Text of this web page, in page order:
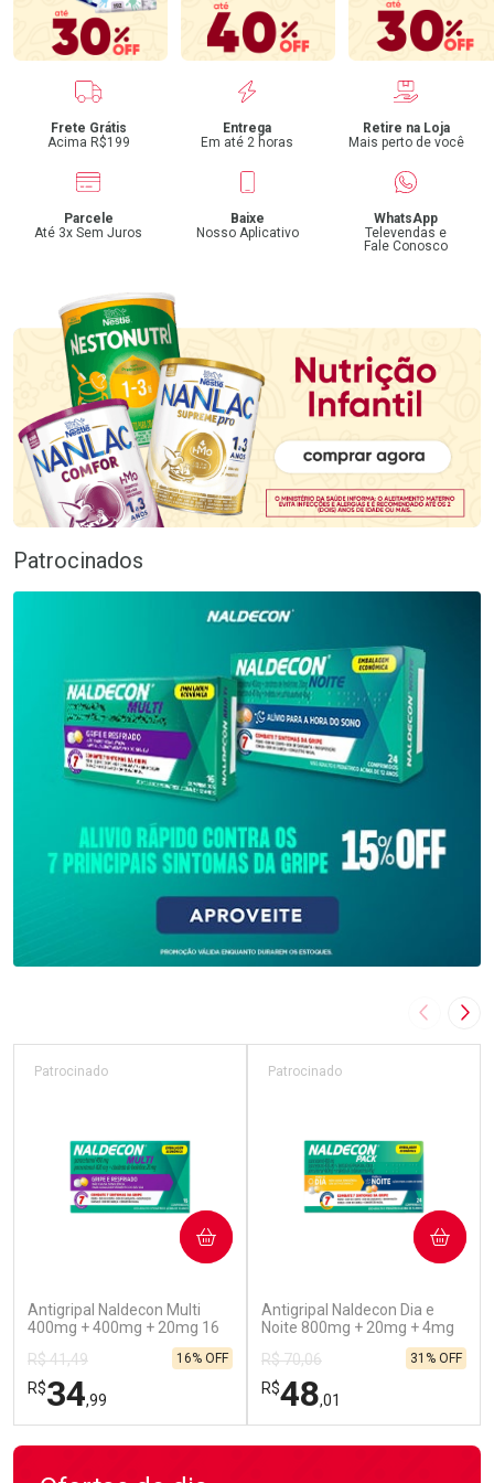
Benefícios
Frete Grátis
Acima R$199
Entrega
Em até 2 horas
Retire na Loja
Mais perto de você
Parcele
Até 3x Sem Juros
Baixe
Nosso Aplicativo
WhatsApp
Televendas e
Fale Conosco
Patrocinados
Imagem
Antigripal Naldecon Multi
400mg + 400mg + 20mg 16
Patrocinado
R$ 41,49
R$34,99
16% OFF
COMPRAR
Antigripal Naldecon Dia e
Noite 800mg + 20mg + 4mg
Patrocinado
R$ 70,06
R$48,01
31% OFF
COMPRAR